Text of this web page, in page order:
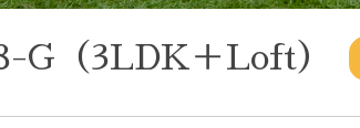
G（3LDK＋Loft）